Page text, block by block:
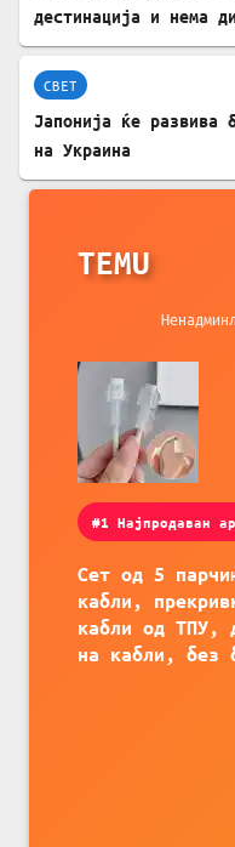
дестинација и нема
СВЕТ
Јапонија ќе развива
на Украина
TEMU
#1 Најпродаван
Сет од 5
кабли,
кабли од ТПУ,
на кабли, без